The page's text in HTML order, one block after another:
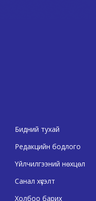
Бидний тухай
Редакцийн бодлого
Үйлчилгээний нөхцөл
Санал хүсэлт
Холбоо барих